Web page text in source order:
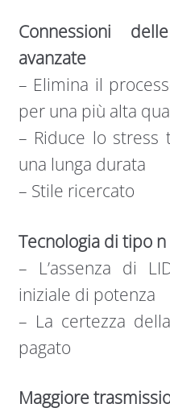
Connessioni
avanzate
– Elimina il
per una più alta
– Riduce lo stress
una lunga durata
– Stile ricercato
Tecnologia di tipo
– L’assenza di
iniziale di potenza
– La certezza
pagato
Maggiore